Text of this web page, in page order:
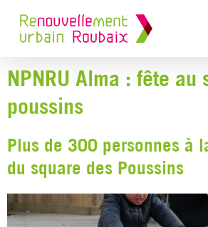
NPNRU Alma : fête au
poussins
Plus de 300 personnes à
du square des Poussins